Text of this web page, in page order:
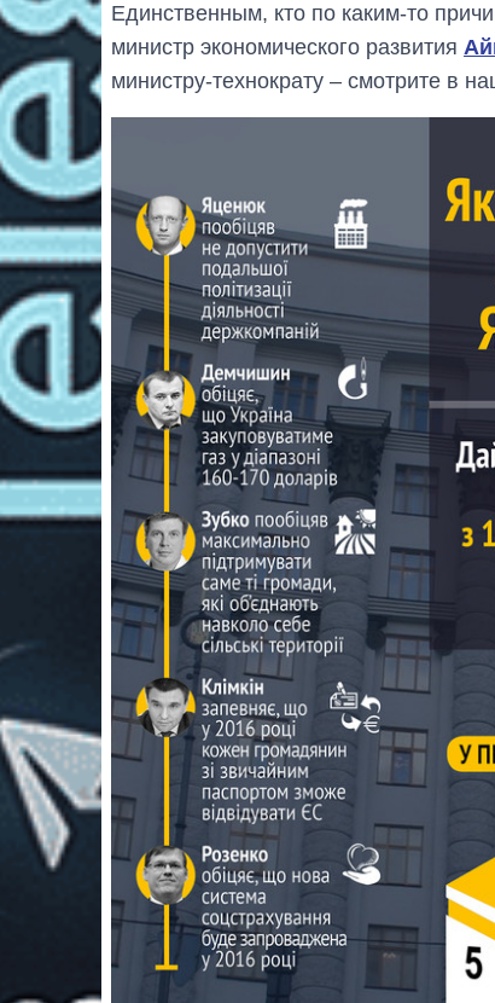
Единственным, кто по каким-то
министр экономического развития
министру-технократу – смотрите в